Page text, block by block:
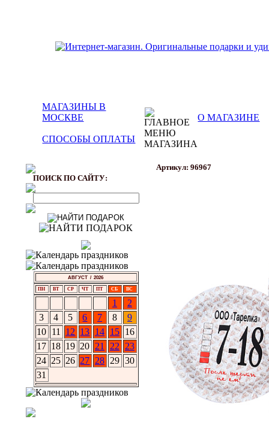
МАГАЗИНЫ В
МОСКВЕ
О МАГАЗИНЕ
СПОСОБЫ ОПЛАТЫ
ПОИСК ПО САЙТУ:
АВГУСТ / 2026
ПН ВТ СР ЧТ ПТ СБ ВС
1
2
3
4 5 6 7 8
9
10 11 12 13 14 15 16
17 18 19 20 21 22
23
24 25 26 27 28 29 30
31
Артикул: 96967